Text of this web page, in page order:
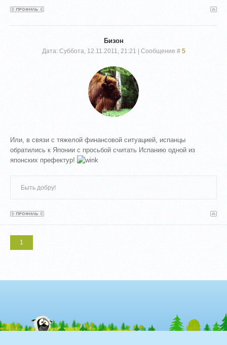
Бизон
Дата: Суббота, 12.11.2011, 21:21 | Сообщение # 5
Или, в связи с тяжелой финансовой ситуацией, испанцы
обратились к Японии с просьбой считать Испанию одной из
японских префектур!
Быть добру!
1